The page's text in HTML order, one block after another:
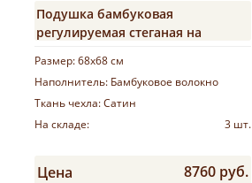
Подушка бамбуковая
регулируемая стеганая на
Размер:68х68 см
Наполнитель: Бамбуковое волокно
Ткань чехла:Сатин
На складе:
3 шт.
Цена 8760 руб.